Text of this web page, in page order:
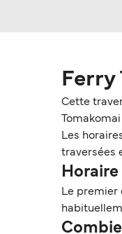
Cette
Les
traversées
Le premier